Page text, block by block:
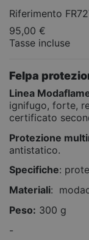
Riferimento
95,00 €
Tasse incluse
Felpa
Linea
ignifugo, forte,
certificato
Protezione
antistatico.
Specifiche:
Materiali:
Peso: 300 g
-